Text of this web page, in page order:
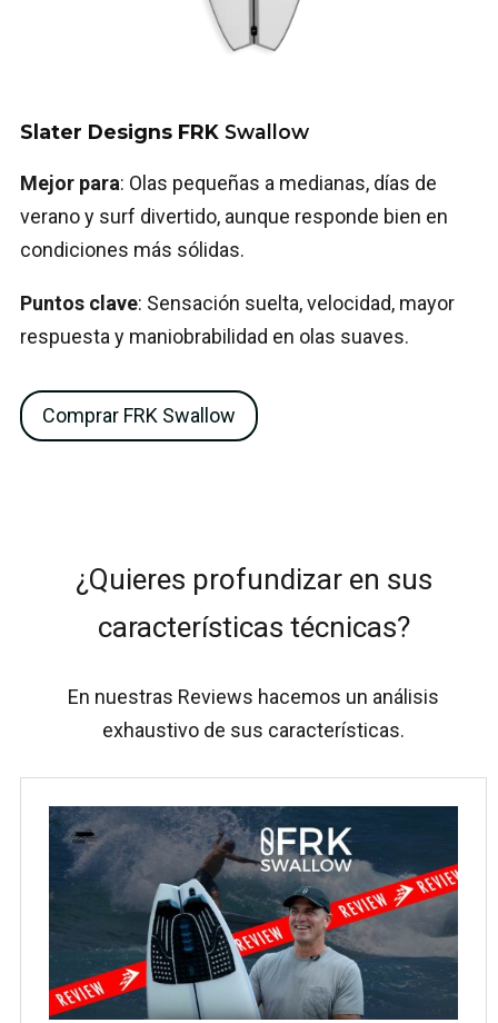
Slater Designs FRK Swallow
Mejor para: Olas pequeñas a medianas, días de
verano y surf divertido, aunque responde bien en
condiciones más sólidas.
Puntos clave: Sensación suelta, velocidad, mayor
respuesta y maniobrabilidad en olas suaves.
Comprar FRK Swallow
¿Quieres profundizar en sus
características técnicas?
En nuestras Reviews hacemos un análisis
exhaustivo de sus características.